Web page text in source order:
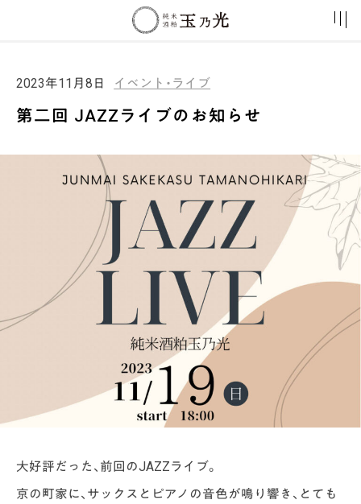
2023年11月8日 イベント・ライブ
第二回 JAZZライブのお知らせ
大好評だった、前回のJAZZライブ。
京の町家に、サックスとピアノの音色が鳴り響き、とても